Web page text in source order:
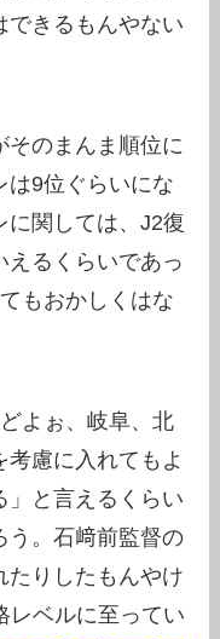
できるもんやない
そのまんま順位に
は9位ぐらいにな
に関しては、J2復
えるくらいであっ
もおかしくはな
よぉ、岐阜、北
慮に入れてもよ
」と言えるくらい
う。石﨑前監督の
たりしたもんやけ
レベルに至ってい